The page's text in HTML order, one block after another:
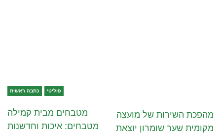
כתבה ראשית פוליטי
מטבחים מבית קמילה
מטבחים: איכות וחדשנות
מהפכת השירות של מועצה
מקומית שער שומרון יוצאת